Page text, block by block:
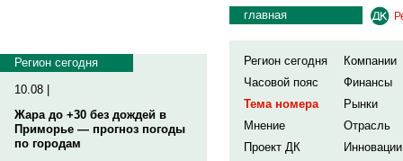
Регион сегодня
10.08 |
Жара до +30 без дождей в
Приморье — прогноз погоды
по городам
главная
Регион сегодня
Компании
Часовой пояс
Финансы
Тема номера
Рынки
Мнение
Отрасль
Проект ДК
Инновации